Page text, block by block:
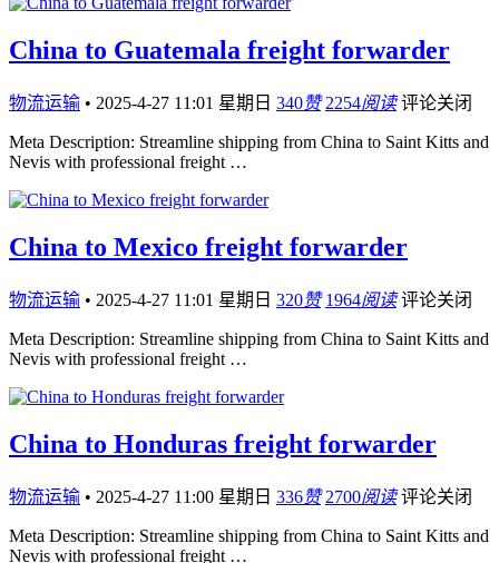
China to Guatemala freight forwarder
物流运输 • 2025-4-27 11:01 星期日 340赞 2254阅读 评论关闭
Meta Description: Streamline shipping from China to Saint Kitts and
Nevis with professional freight …
China to Mexico freight forwarder
物流运输 • 2025-4-27 11:01 星期日 320赞 1964阅读 评论关闭
Meta Description: Streamline shipping from China to Saint Kitts and
Nevis with professional freight …
China to Honduras freight forwarder
物流运输 • 2025-4-27 11:00 星期日 336赞 2700阅读 评论关闭
Meta Description: Streamline shipping from China to Saint Kitts and
Nevis with professional freight …